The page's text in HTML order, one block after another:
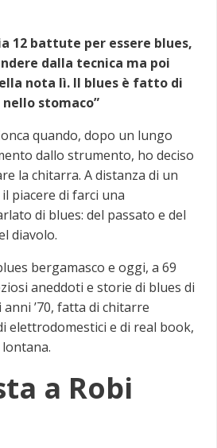
12 battute per essere blues,
dalla tecnica ma poi
nota lì. Il blues è fatto di
stomaco”
quando, dopo un lungo
dallo strumento, ho deciso
la chitarra. A distanza di un
piacere di farci una
di blues: del passato e del
diavolo.
bergamasco e oggi, a 69
aneddoti e storie di blues di
anni ’70, fatta di chitarre
elettrodomestici e di real book,
a Robi